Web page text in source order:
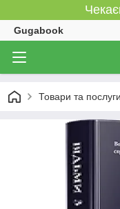
Gugabook
Товари та послуги